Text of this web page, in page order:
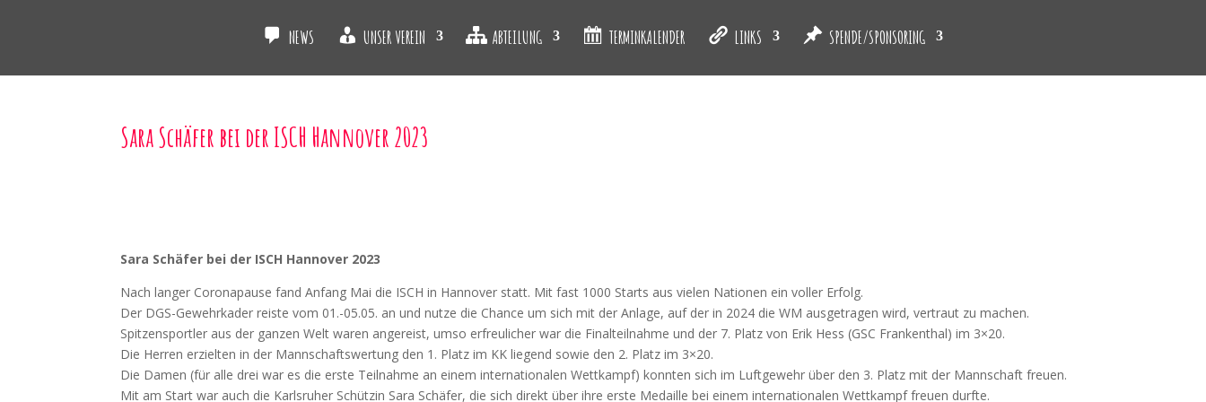
NEWS UNSER VEREIN ABTEILUNG TERMINKALENDER LINKS SPENDE/SPONSORING
Sara Schäfer bei der ISCH Hannover 2023
Sara Schäfer bei der ISCH Hannover 2023
Nach langer Coronapause fand Anfang Mai die ISCH in Hannover statt. Mit fast 1000 Starts aus vielen Nationen ein voller Erfolg.
Der DGS-Gewehrkader reiste vom 01.-05.05. an und nutze die Chance um sich mit der Anlage, auf der in 2024 die WM ausgetragen wird, vertraut zu machen.
Spitzensportler aus der ganzen Welt waren angereist, umso erfreulicher war die Finalteilnahme und der 7. Platz von Erik Hess (GSC Frankenthal) im 3×20.
Die Herren erzielten in der Mannschaftswertung den 1. Platz im KK liegend sowie den 2. Platz im 3×20.
Die Damen (für alle drei war es die erste Teilnahme an einem internationalen Wettkampf) konnten sich im Luftgewehr über den 3. Platz mit der Mannschaft freuen.
Mit am Start war auch die Karlsruher Schützin Sara Schäfer, die sich direkt über ihre erste Medaille bei einem internationalen Wettkampf freuen durfte.